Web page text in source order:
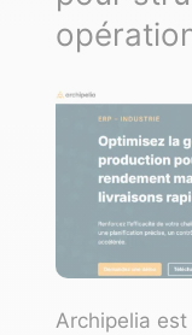
Archipelia est